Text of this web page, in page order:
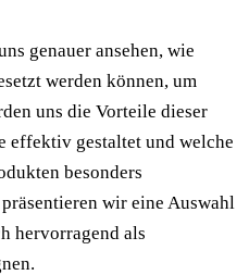
genauer ansehen, wie
werden können, um
uns die Vorteile dieser
effektiv gestaltet und welche
besonders
wir eine Auswahl
hervorragend als